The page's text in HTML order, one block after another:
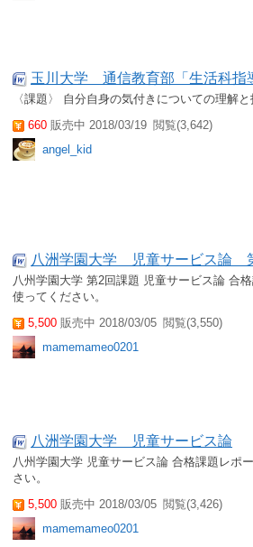
玉川大学 通信教育部「生活科
〈課題〉 自分自身の気付きについての理解
660 販売中 2018/03/19 閲覧(3,642)
angel_kid
八洲学園大学 児童サービス論
八州学園大学 第2回課題 児童サービス論 合
使ってください。
5,500 販売中 2018/03/05 閲覧(3,550)
mamemameo0201
八洲学園大学 児童サービス論
八州学園大学 児童サービス論 合格課題レポ
さい。
5,500 販売中 2018/03/05 閲覧(3,426)
mamemameo0201